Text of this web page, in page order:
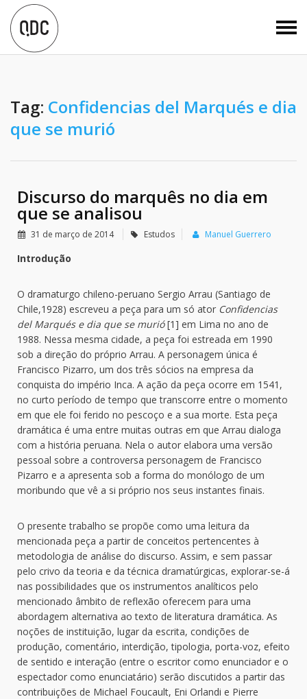
Tag: Confidencias del Marqués e dia
que se murió
Discurso do marquês no dia em
que se analisou
31 de março de 2014 Estudos Manuel Guerrero
Introdução
O dramaturgo chileno-peruano Sergio Arrau (Santiago de
Chile,1928) escreveu a peça para um só ator Confidencias
del Marqués e dia que se murió[1] em Lima no ano de
1988. Nessa mesma cidade, a peça foi estreada em 1990
sob a direção do próprio Arrau. A personagem única é
Francisco Pizarro, um dos três sócios na empresa da
conquista do império Inca. A ação da peça ocorre em 1541,
no curto período de tempo que transcorre entre o momento
em que ele foi ferido no pescoço e a sua morte. Esta peça
dramática é uma entre muitas outras em que Arrau dialoga
com a história peruana. Nela o autor elabora uma versão
pessoal sobre a controversa personagem de Francisco
Pizarro e a apresenta sob a forma do monólogo de um
moribundo que vê a si próprio nos seus instantes finais.
O presente trabalho se propõe como uma leitura da
mencionada peça a partir de conceitos pertencentes à
metodologia de análise do discurso. Assim, e sem passar
pelo crivo da teoria e da técnica dramatúrgicas, explorar-se-á
nas possibilidades que os instrumentos analíticos pelo
mencionado âmbito de reflexão oferecem para uma
abordagem alternativa ao texto de literatura dramática. As
noções de instituição, lugar da escrita, condições de
produção, comentário, interdição, tipologia, porta-voz, efeito
de sentido e interação (entre o escritor como enunciador e o
espectador como enunciatário) serão discutidos a partir das
contribuições de Michael Foucault, Eni Orlandi e Pierre